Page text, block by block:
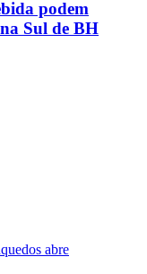
podem
Sul de BH
abre